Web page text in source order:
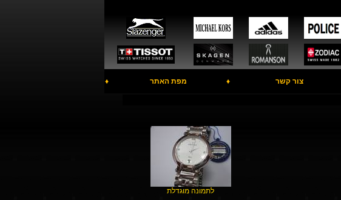
צור קשר ♦ מפת האתר ♦
לתמונה מוגדלת